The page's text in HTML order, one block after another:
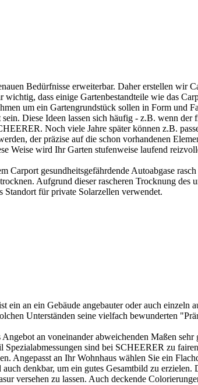
Bedürfnisse erweiterbar. Daher erstellen wir
wichtig, dass einige Gartenbestandteile wie das
um ein Gartengrundstück sollen in Form und
Diese Ideen lassen sich häufig - z.B. wenn
Noch viele Jahre später können z.B.
der präzise auf die schon vorhandenen
Weise wird Ihr Garten stufenweise laufend
Carport gesundheitsgefährdende Autoabgase
Aufgrund dieser rascheren Trocknung
für private Solarzellen verwendet.
an ein Gebäude angebauter oder auch einzeln
Unterständen seine vielfach bewunderten
an voneinander abweichenden Maßen
sind bei SCHEERER zu
Angepasst an Ihr Wohnhaus wählen Sie ein
denkbar, um ein gutes Gesamtbild zu
versehen zu lassen. Auch deckende